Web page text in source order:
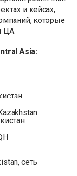
и кейсах,
которые
ЦА.
Asia:
сеть